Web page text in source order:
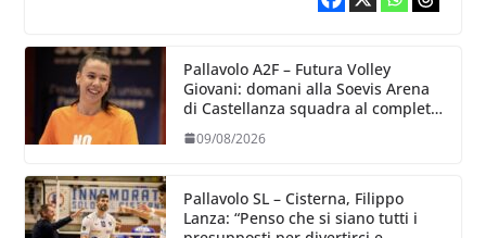
Pallavolo A2F – Futura Volley
Giovani: domani alla Soevis Arena
di Castellanza squadra al completo
al raduno
09/08/2026
Pallavolo SL – Cisterna, Filippo
Lanza: “Penso che si siano tutti i